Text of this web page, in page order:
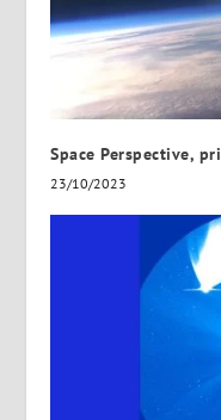
Space Perspective,
23/10/2023